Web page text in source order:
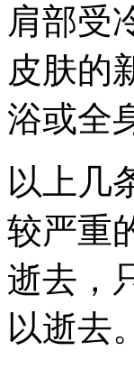
肩部受
皮肤的
浴或全
以上几
较严重
逝去，
以逝去